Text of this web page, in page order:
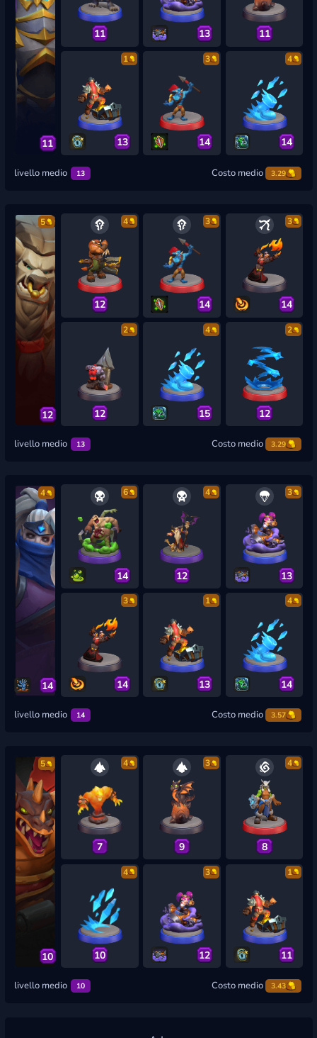
11
11 13 11
1
13
3
14
4
14
livello medio 13 Costo medio 3.29
5
12
4
12
3
14
3
14
2
12
4
15
2
12
livello medio 13 Costo medio 3.29
4
14
6
14
4
12
3
13
3
14
1
13
4
14
livello medio 14 Costo medio 3.57
5
10
4
7
3
9
4
8
4
10
3
12
1
11
livello medio 10 Costo medio 3.43